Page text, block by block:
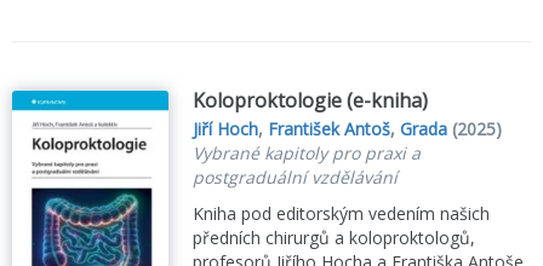
Koloproktologie (e-kniha)
Jiří Hoch, František Antoš,Grada (2025)
Vybrané kapitoly pro praxi a
postgraduální vzdělávání
Kniha pod editorským vedením našich
předních chirurgů a koloproktologů,